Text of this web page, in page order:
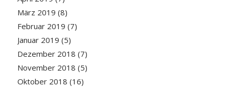
März 2019 (8)
Februar 2019 (7)
Januar 2019 (5)
Dezember 2018 (7)
November 2018 (5)
Oktober 2018 (16)